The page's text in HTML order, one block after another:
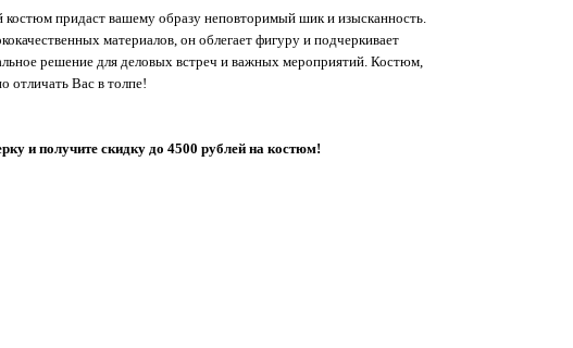
придаст вашему образу неповторимый шик и изысканность.
материалов, он облегает фигуру и подчеркивает
решение для деловых встреч и важных мероприятий. Костюм,
отличать Вас в толпе!
и получите скидку до 4500 рублей на костюм!